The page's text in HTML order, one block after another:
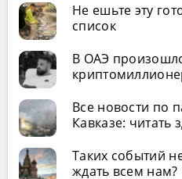
Не ешьте эту
список
В ОАЭ
Все новости по
Кавказе: читать
Таких событий
ждать всем нам?